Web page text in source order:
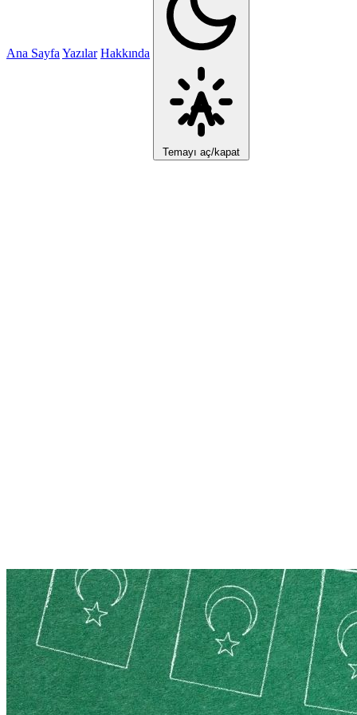
Ana Sayfa Yazılar Hakkında
Temayı aç/kapat